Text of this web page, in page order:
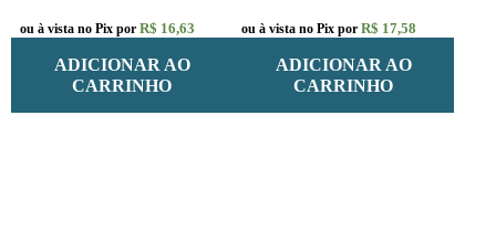
ou à vista no Pix por R$ 16,63
ADICIONAR AO
CARRINHO
ou à vista no Pix por R$ 17,58
ADICIONAR AO
CARRINHO